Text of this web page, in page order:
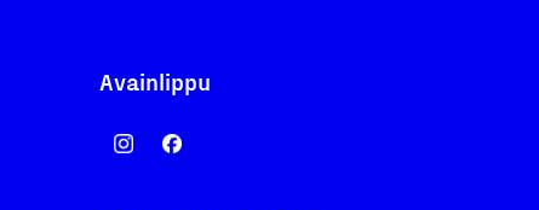
Avainlippu